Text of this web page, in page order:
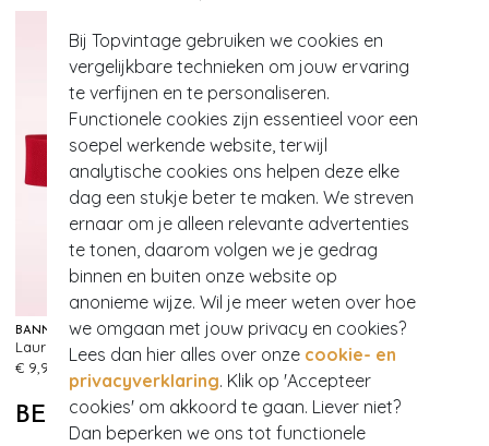
Bij Topvintage gebruiken we cookies en
vergelijkbare technieken om jouw ervaring
te verfijnen en te personaliseren.
Functionele cookies zijn essentieel voor een
soepel werkende website, terwijl
analytische cookies ons helpen deze elke
dag een stukje beter te maken. We streven
ernaar om je alleen relevante advertenties
te tonen, daarom volgen we je gedrag
binnen en buiten onze website op
anonieme wijze. Wil je meer weten over hoe
we omgaan met jouw privacy en cookies?
Lees dan hier alles over onze cookie- en
privacyverklaring. Klik op 'Accepteer
cookies' om akkoord te gaan. Liever niet?
Dan beperken we ons tot functionele
BANNED RETRO
€ 9,95
436
BEKIJK MEER VAN